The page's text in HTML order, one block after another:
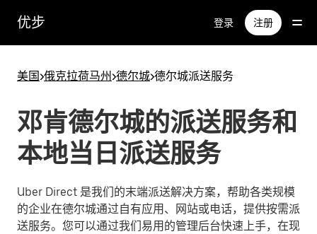
优步 登录 注册
美国>俄克拉荷马州>德尔城>德尔城派送服务
邓肯德尔城的派送服务和
本地当日派送服务
Uber Direct 是我们的末端派送解决方案，帮助各类规模
的企业在德尔城通过自有应用、网站或电话，提供按需派
送服务。您可以通过我们易用的管理后台快速上手，在现